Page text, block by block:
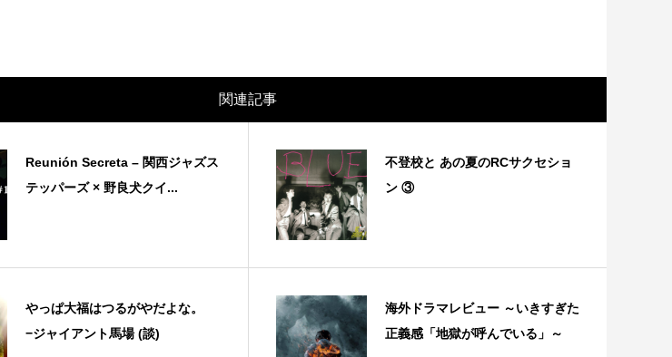
関連記事
Reunión Secreta – 関西ジャズス
テッパーズ × 野良犬クイ...
不登校と あの夏のRCサクセショ
ン ③
やっぱ大福はつるがやだよな。
−ジャイアント馬場 (談)
海外ドラマレビュー ～いきすぎた
正義感「地獄が呼んでいる」～
森の熊さん大好き、駆除
人は見てみましょ...
映画レビュー ～設定出オチのわけわから
ん映画「壁の女」～